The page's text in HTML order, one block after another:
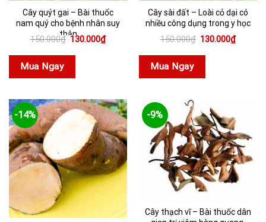
Cây quýt gai – Bài thuốc
nam quý cho bệnh nhân suy
thận
150.000₫ Giá
là:
130.000₫Giá
hiện
Mua Ngay
Cây sài đất – Loài cỏ dại có
nhiều công dụng trong y học
150.000₫ Giá
là:
130.000₫Giá
hiện
Mua Ngay
-14% -9%
Cây thạch vĩ – Bài thuốc dân